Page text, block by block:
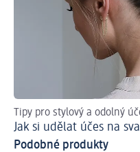
Tipy pro stylový a odolný
Jak si udělat účes na
Podobné produkty